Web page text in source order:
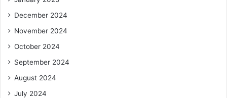
December 2024
November 2024
October 2024
September 2024
August 2024
July 2024